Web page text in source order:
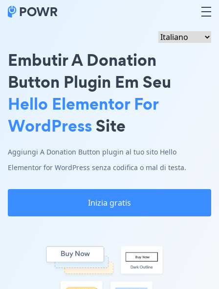
Embutir A Donation
Button Plugin Em Seu
Hello Elementor For
WordPressSite
Aggiungi A Donation Button plugin al tuo sito Hello
Elementor for WordPress senza codifica o mal di testa.
Inizia gratis